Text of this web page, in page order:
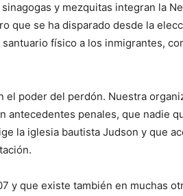
y mezquitas integran la
que se ha disparado desde la
físico a los inmigrantes,
el poder del perdón. Nuestra
antecedentes penales, que nadie
la iglesia bautista Judson y que
y que existe también en muchas